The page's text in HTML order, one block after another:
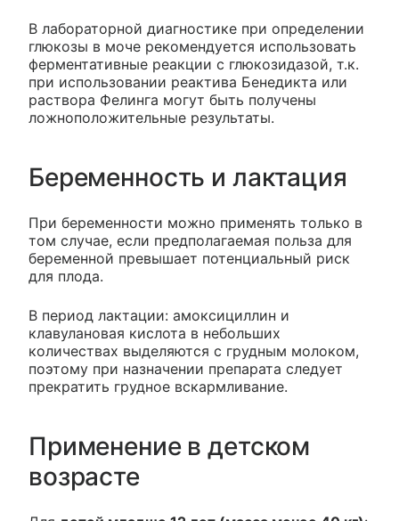
В лабораторной диагностике при определении
глюкозы в моче рекомендуется использовать
ферментативные реакции с глюкозидазой, т.к.
при использовании реактива Бенедикта или
раствора Фелинга могут быть получены
ложноположительные результаты.
Беременность и лактация
При беременности можно применять только в
том случае, если предполагаемая польза для
беременной превышает потенциальный риск
для плода.
В период лактации: амоксициллин и
клавулановая кислота в небольших
количествах выделяются с грудным молоком,
поэтому при назначении препарата следует
прекратить грудное вскармливание.
Применение в детском
возрасте